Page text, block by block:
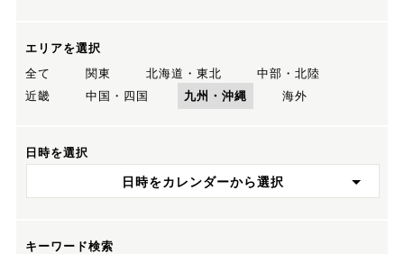
エリアを選択
全て
関東 北海道・東北
中部・北陸
近畿
中国・四国 九州・沖縄 海外
日時を選択
日時をカレンダーから選択
キーワード検索